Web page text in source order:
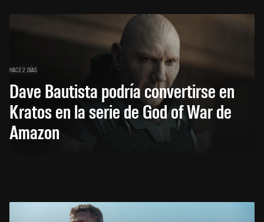
HACE 2 DÍAS
Dave Bautista podría convertirse en
Kratos en la serie de God of War de
Amazon